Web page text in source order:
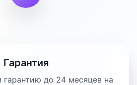
Гарантия
гарантию до 24 месяцев на